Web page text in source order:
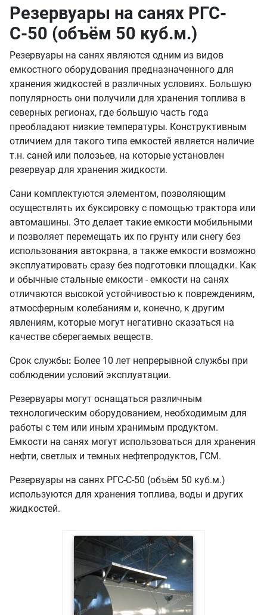
Резервуары на санях РГС-
С-50 (объём 50 куб.м.)
Резервуары на санях являются одним из видов
емкостного оборудования предназначенного для
хранения жидкостей в различных условиях. Большую
популярность они получили для хранения топлива в
северных регионах, где большую часть года
преобладают низкие температуры. Конструктивным
отличием для такого типа емкостей является наличие
т.н. саней или полозьев, на которые установлен
резервуар для хранения жидкости.
Сани комплектуются элементом, позволяющим
осуществлять их буксировку с помощью трактора или
автомашины. Это делает такие емкости мобильными
и позволяет перемещать их по грунту или снегу без
использования автокрана, а также емкости возможно
эксплуатировать сразу без подготовки площадки. Как
и обычные стальные емкости - емкости на санях
отличаются высокой устойчивостью к повреждениям,
атмосферным колебаниям и, конечно, к другим
явлениям, которые могут негативно сказаться на
качестве сберегаемых веществ.
Срок службы: Более 10 лет непрерывной службы при
соблюдении условий эксплуатации.
Резервуары могут оснащаться различным
технологическим оборудованием, необходимым для
работы с тем или иным хранимым продуктом.
Емкости на санях могут использоваться для хранения
нефти, светлых и темных нефтепродуктов, ГСМ.
Резервуары на санях РГС-С-50 (объём 50 куб.м.)
используются для хранения топлива, воды и других
жидкостей.